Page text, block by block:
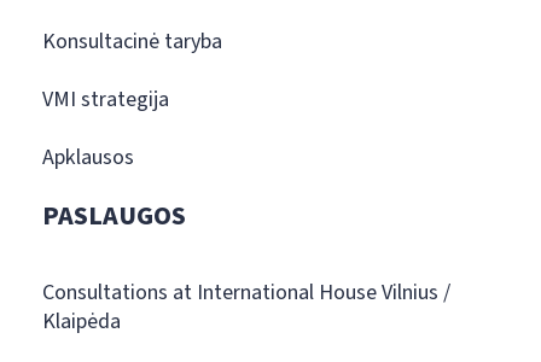
Konsultacinė taryba
VMI strategija
Apklausos
PASLAUGOS
Consultations at International House Vilnius /
Klaipėda